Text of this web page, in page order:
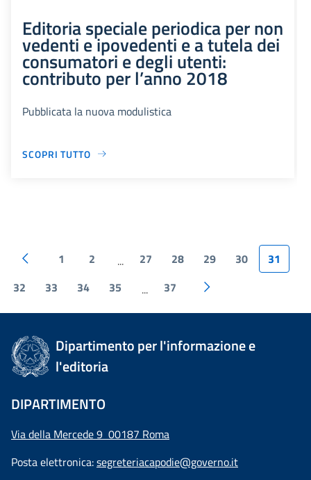
Editoria speciale periodica per non
vedenti e ipovedenti e a tutela dei
consumatori e degli utenti:
contributo per l’anno 2018
Pubblicata la nuova modulistica
SCOPRI TUTTO
1 2 ... 27 28 29 30
31
32
33 34 35 ... 37
Dipartimento per l'informazione e
l'editoria
DIPARTIMENTO
Via della Mercede 9 00187 Roma
Posta elettronica:segreteriacapodie@governo.it